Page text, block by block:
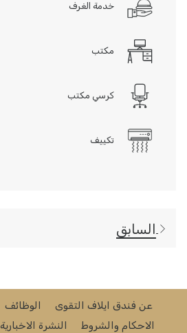
خدمة الغرف
مكتب
كرسي مكتب
تكييف
السابق
عن فندق ايلاف التقوى الوظائف
الاحكام والشروط
النشرة الاخبارية